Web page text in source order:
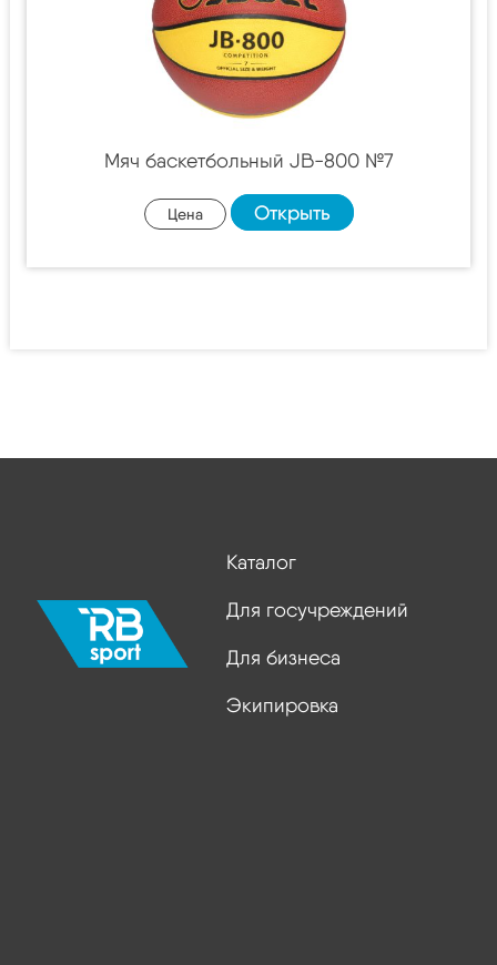
Мяч баскетбольный JB-800 №7
Цена Открыть
Каталог
Для госучреждений
Для бизнеса
Экипировка